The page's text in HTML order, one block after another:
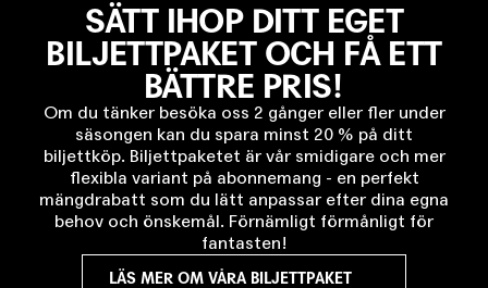
SÄTT IHOP DITT EGET
BILJETTPAKET OCH FÅ ETT
BÄTTRE PRIS!
Om du tänker besöka oss 2 gånger eller fler under
säsongen kan du spara minst 20 % på ditt
biljettköp. Biljettpaketet är vår smidigare och mer
flexibla variant på abonnemang - en perfekt
mängdrabatt som du lätt anpassar efter dina egna
behov och önskemål. Förnämligt förmånligt för
fantasten!
LÄS MER OM VÅRA BILJETTPAKET